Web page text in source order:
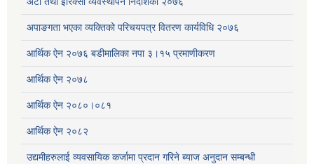
अपाङगता भएका व्यक्तिको परिचयपत्र वितरण कार्यविधि २०७६
आर्थिक ऐन २०७६ बडीमालिका नपा ३।१५ प्रमाणीकरण
आर्थिक ऐन २०७८
आर्थिक ऐन २०८०।०८१
आर्थिक ऐन २०८२
उद्यमीहरुलाई व्यवसायिक कर्जामा प्रदान गरिने ब्याज अनुदान सम्बन्धी